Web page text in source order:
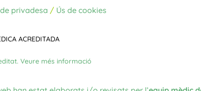
privadesa / Ús de cookies
ACREDITADA